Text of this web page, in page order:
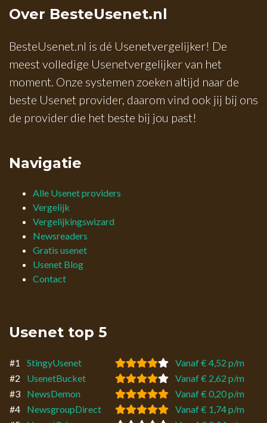
Over BesteUsenet.nl
BesteUsenet.nl is dé Usenetvergelijker! De
meest volledige Usenetvergelijker van het
moment. Onze systemen zoeken altijd naar de
beste Usenet provider, daarom vind ook jij bij ons
de provider die het beste bij jou past!
Navigatie
Alle Usenet providers
Vergelijk
Vergelijkingswizard
Newsreaders
Gratis usenet
Usenet Blog
Contact
Usenet top 5
#1 StingyUsenet
Vanaf € 4,52 p/m
#2
UsenetBucket
Vanaf € 2,62 p/m
#3
NewsDemon
Vanaf € 0,20 p/m
#4
NewsgroupDirect
Vanaf € 1,74 p/m